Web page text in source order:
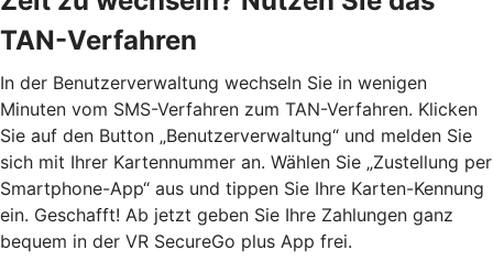
TAN-Verfahren
In der Benutzerverwaltung wechseln Sie in wenigen
Minuten vom SMS-Verfahren zum TAN-Verfahren. Klicken
Sie auf den Button „Benutzerverwaltung“ und melden Sie
sich mit Ihrer Kartennummer an. Wählen Sie „Zustellung per
Smartphone-App“ aus und tippen Sie Ihre Karten-Kennung
ein. Geschafft! Ab jetzt geben Sie Ihre Zahlungen ganz
bequem in der VR SecureGo plus App frei.